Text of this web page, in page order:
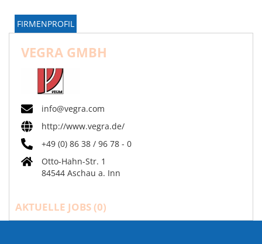
FIRMENPROFIL
VEGRA GMBH
info@vegra.com
http://www.vegra.de/
+49 (0) 86 38 / 96 78 - 0
Otto-Hahn-Str. 1
84544 Aschau a. Inn
AKTUELLE JOBS (0)